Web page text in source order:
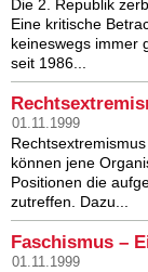
Die 2. Republik
Eine kritische
keineswegs immer
seit 1986...
01.11.1999
können jene
Positionen die
zutreffen. Dazu...
Faschismus –
01.11.1999